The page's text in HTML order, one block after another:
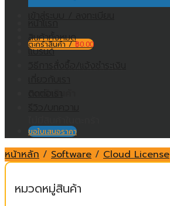
ตะกร้าสินค้า /฿0.00
ไม่มีสินค้าในตะกร้า
สินค้าทั้งหมด
แบรนด์
วิธีการสั่งซื้อ/แจ้งชำระเงิน
ขอใบเสนอราคา
หน้าหลัก / Software / Cloud License
หมวดหมู่สินค้า